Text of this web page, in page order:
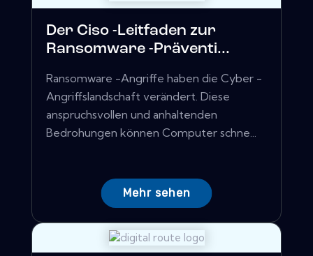
Der Ciso -Leitfaden zur
Ransomware -Präventi...
Ransomware -Angriffe haben die Cyber ​​-
Angriffslandschaft verändert. Diese
anspruchsvollen und anhaltenden
Bedrohungen können Computer schne...
Mehr sehen